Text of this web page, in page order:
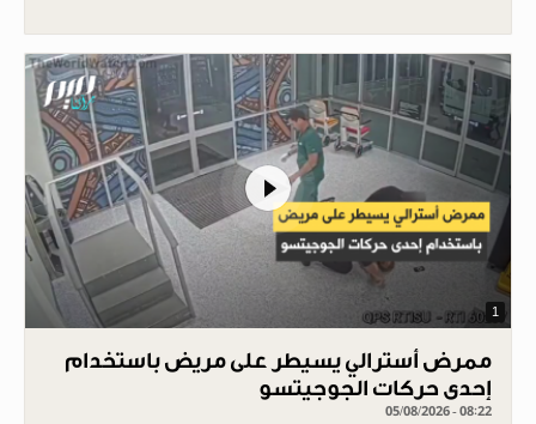
1
ممرض أسترالي يسيطر على مريض باستخدام
إحدى حركات الجوجيتسو
05/08/2026 - 08:22